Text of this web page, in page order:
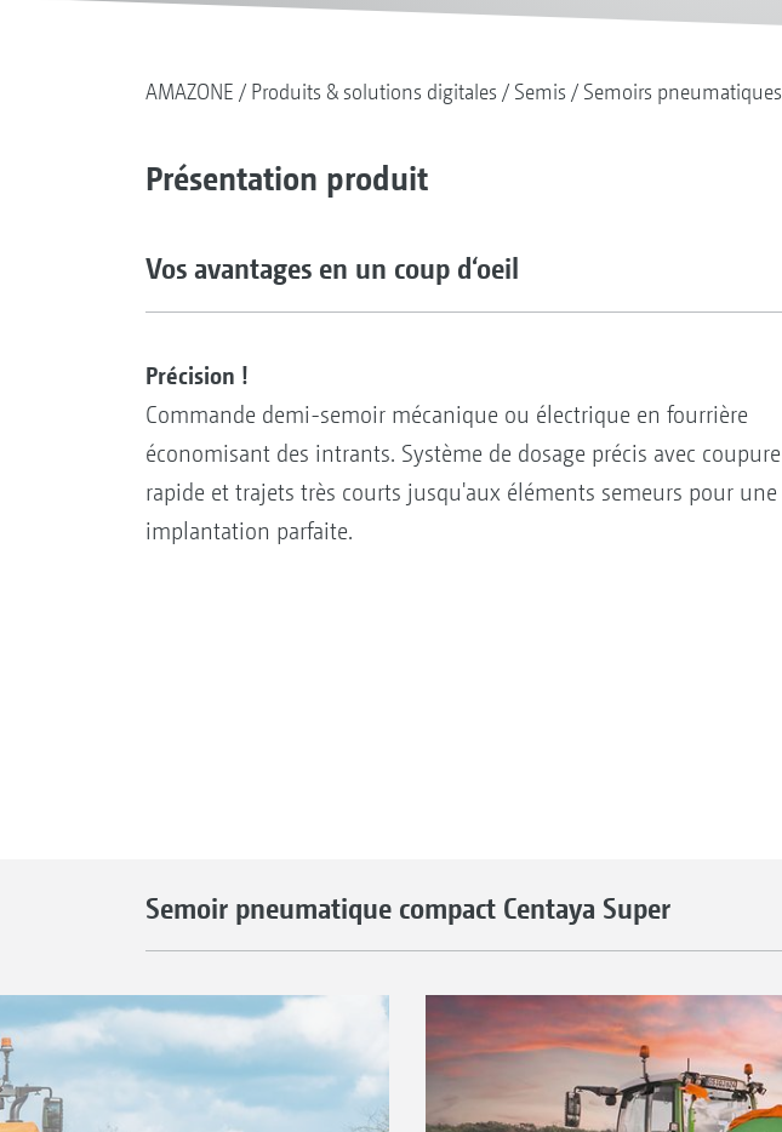
AMAZONE Produits & solutions digitales Semis Semoirs pneumatiques
Présentation produit
Vos avantages en un coup d‘oeil
Précision !
Commande demi-semoir mécanique ou électrique en fourrière
économisant des intrants. Système de dosage précis avec coupure
rapide et trajets très courts jusqu'aux éléments semeurs pour une
implantation parfaite.
Semoir pneumatique compact Centaya Super